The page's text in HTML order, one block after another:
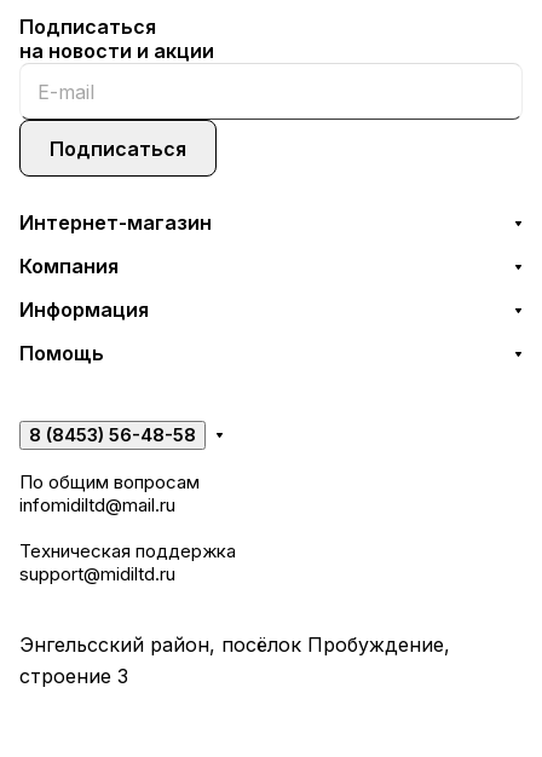
Подписаться
на новости и акции
Подписаться
Интернет-магазин
Компания
Информация
Помощь
8 (8453) 56-48-58
По общим вопросам
infomidiltd@mail.ru
Техническая поддержка
support@midiltd.ru
Энгельсский район, посёлок Пробуждение,
строение 3